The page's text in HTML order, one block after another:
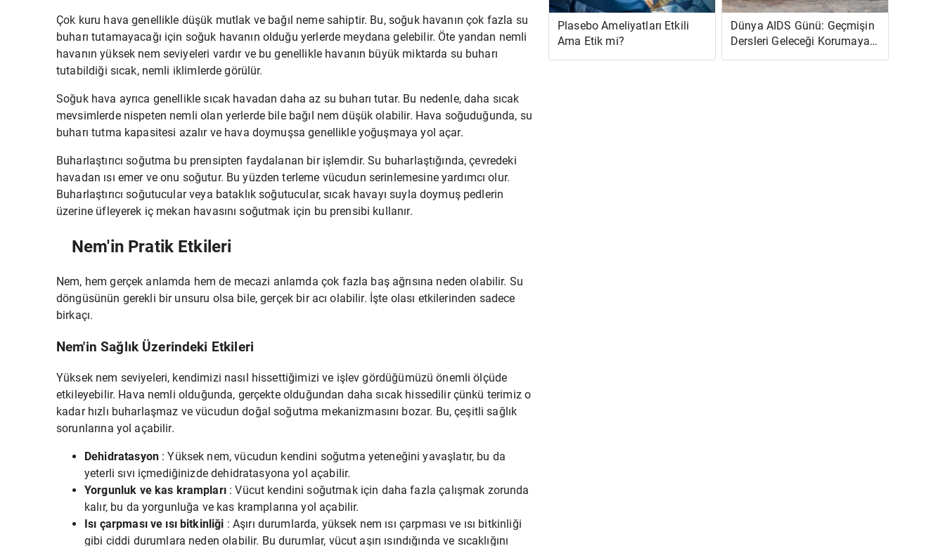
Çok kuru hava genellikle düşük mutlak ve bağıl neme sahiptir. Bu, soğuk havanın çok fazla su
buharı tutamayacağı için soğuk havanın olduğu yerlerde meydana gelebilir. Öte yandan nemli
havanın yüksek nem seviyeleri vardır ve bu genellikle havanın büyük miktarda su buharı
tutabildiği sıcak, nemli iklimlerde görülür.
Soğuk hava ayrıca genellikle sıcak havadan daha az su buharı tutar. Bu nedenle, daha sıcak
mevsimlerde nispeten nemli olan yerlerde bile bağıl nem düşük olabilir. Hava soğuduğunda, su
buharı tutma kapasitesi azalır ve hava doymuşsa genellikle yoğuşmaya yol açar.
Buharlaştırıcı soğutma bu prensipten faydalanan bir işlemdir. Su buharlaştığında, çevredeki
havadan ısı emer ve onu soğutur. Bu yüzden terleme vücudun serinlemesine yardımcı olur.
Buharlaştırıcı soğutucular veya bataklık soğutucular, sıcak havayı suyla doymuş pedlerin
üzerine üfleyerek iç mekan havasını soğutmak için bu prensibi kullanır.
Nem'in Pratik Etkileri
Nem, hem gerçek anlamda hem de mecazi anlamda çok fazla baş ağrısına neden olabilir. Su
döngüsünün gerekli bir unsuru olsa bile, gerçek bir acı olabilir. İşte olası etkilerinden sadece
birkaçı.
Nem'in Sağlık Üzerindeki Etkileri
Yüksek nem seviyeleri, kendimizi nasıl hissettiğimizi ve işlev gördüğümüzü önemli ölçüde
etkileyebilir. Hava nemli olduğunda, gerçekte olduğundan daha sıcak hissedilir çünkü terimiz o
kadar hızlı buharlaşmaz ve vücudun doğal soğutma mekanizmasını bozar. Bu, çeşitli sağlık
sorunlarına yol açabilir.
Dehidratasyon: Yüksek nem, vücudun kendini soğutma yeteneğini yavaşlatır, bu da
yeterli sıvı içmediğinizde dehidratasyona yol açabilir.
Yorgunluk ve kas krampları: Vücut kendini soğutmak için daha fazla çalışmak zorunda
kalır, bu da yorgunluğa ve kas kramplarına yol açabilir.
Isı çarpması ve ısı bitkinliği : Aşırı durumlarda, yüksek nem ısı çarpması ve ısı bitkinliği
gibi ciddi durumlara neden olabilir. Bu durumlar, vücut aşırı ısındığında ve sıcaklığını
Plasebo Ameliyatları Etkili
Ama Etik mi?
Dünya AIDS Günü: Geçmişin
Dersleri Geleceği Korumaya
Yardımcı Olabilir